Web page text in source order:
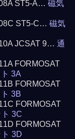
ST5-A…磁気
ST5-C…磁気
JCSAT 9…通
FORMOSAT
3A
FORMOSAT
3B
FORMOSAT
3C
FORMOSAT
3D